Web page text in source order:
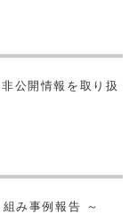
公開情報を取り扱
み事例報告 ～